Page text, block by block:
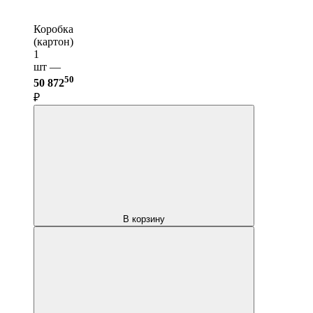
Коробка
(картон)
1
шт —
50 87250
₽
В корзину